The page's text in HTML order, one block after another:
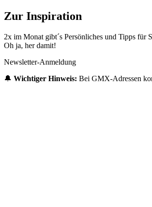
Zur Inspiration
2x im Monat gibt´s Persönliches und Tipps für
Oh ja, her damit!
Newsletter-Anmeldung
🔔 Wichtiger Hinweis: Bei GMX-Adressen